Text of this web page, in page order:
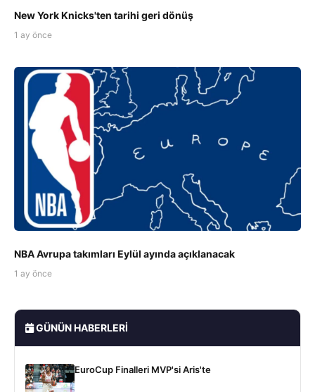
New York Knicks'ten tarihi geri dönüş
1 ay önce
NBA Avrupa takımları Eylül ayında açıklanacak
1 ay önce
GÜNÜN HABERLERI
EuroCup Finalleri MVP'si Aris'te